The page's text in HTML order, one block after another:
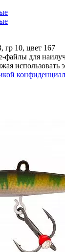
гр 10, цвет 167
для
использовать